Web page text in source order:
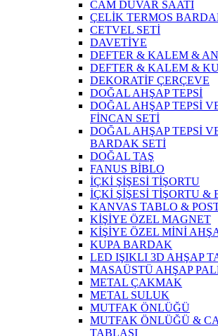
CAM DUVAR SAATİ
ÇELİK TERMOS
CETVEL SETİ
DAVETİYE
DEFTER & KALEM &
DEFTER & KALEM &
DEKORATİF ÇERÇEVE
DOĞAL AHŞAP TEPSİ
DOĞAL AHŞAP TEPSİ
FİNCAN SETİ
DOĞAL AHŞAP TEPSİ
BARDAK SETİ
DOĞAL TAŞ
FANUS BİBLO
İÇKİ ŞİŞESİ TİŞORTU
İÇKİ ŞİŞESİ TİŞORTU &
KANVAS TABLO &
KİŞİYE ÖZEL MAGNET
KİŞİYE ÖZEL MİNİ
KUPA BARDAK
LED IŞIKLI 3D AHŞAP
MASAÜSTÜ AHŞAP
METAL ÇAKMAK
METAL SULUK
MUTFAK ÖNLÜĞÜ
MUTFAK ÖNLÜĞÜ &
TABLASI